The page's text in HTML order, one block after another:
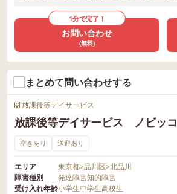
1分で完了！
お問い合わせ
(無料)
まとめて問い合わせする
放課後等デイサービス
放課後等デイサービス ノビッコ
空きあり 送迎あり
エリア 東京都>品川区>北品川
障害種別
発達障害知的障害
受け入れ年齢小学生中学生高校生